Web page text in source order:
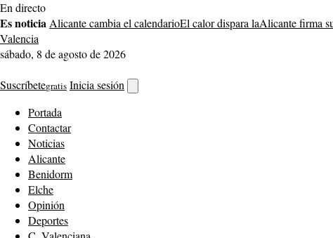
Saltar
al
contenido
En directo
Es noticia Alicante cambia el calendarioEl calor dispara laAlicante firma
Valencia
sábado, 8 de agosto de 2026
Suscríbetegratis Inicia sesión
buscador
Portada
Contactar
Noticias
Alicante
Benidorm
Elche
Opinión
Deportes